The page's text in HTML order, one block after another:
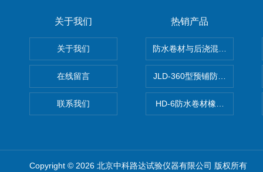
关于我们
关于我们
在线留言
联系我们
热销产品
防水卷材与后浇混凝土剥离强
JLD-360型预铺防水卷材抗冲
HD-6防水卷材橡胶测厚仪
Copyright © 2026 北京中科路达试验仪器有限公司 版权所有